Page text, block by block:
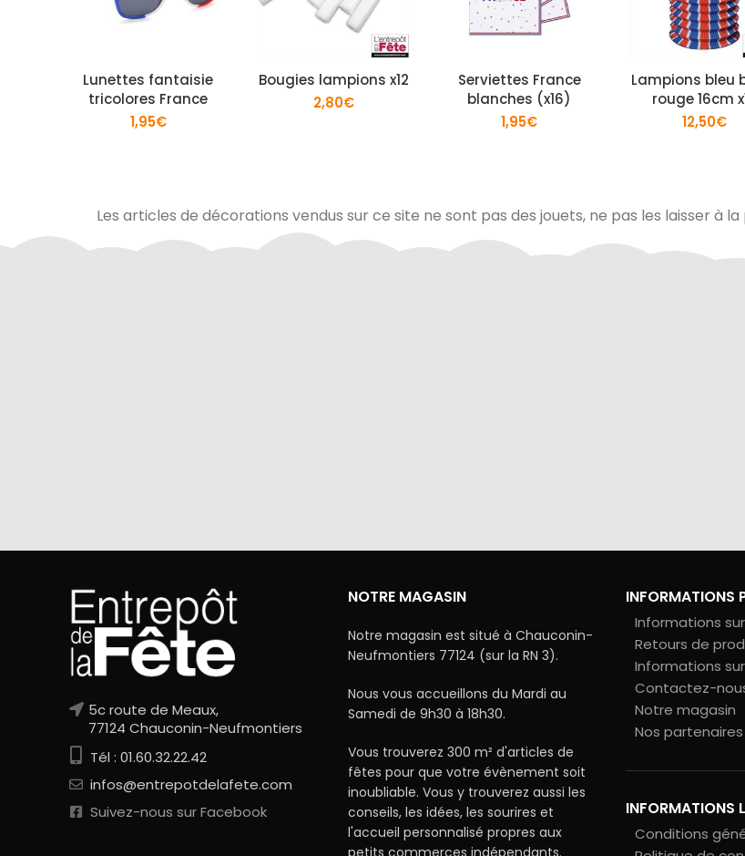
Lunettes fantaisie
tricolores France
1,95€
Bougies lampions x12
2,80€
Serviettes France
blanches (x16)
1,95€
Lampions bleu
rouge 16cm
12,50€
Les articles de décorations vendus sur ce site ne sont pas des jouets, ne pas les laisser à
5c route de Meaux,
77124 Chauconin-Neufmontiers
Tél : 01.60.32.22.42
infos@entrepotdelafete.com
Suivez-nous sur Facebook
NOTRE MAGASIN
Notre magasin est situé à Chauconin-
Neufmontiers 77124 (sur la RN 3).
Nous vous accueillons du Mardi au
Samedi de 9h30 à 18h30.
Vous trouverez 300 m² d'articles de
fêtes pour que votre évènement soit
inoubliable. Vous y trouverez aussi les
conseils, les idées, les sourires et
l'accueil personnalisé propres aux
INFORMATIONS
Informations
Retours de
Informations
Contactez-
Notre magasin
Nos partenaires
INFORMATIONS
Conditions